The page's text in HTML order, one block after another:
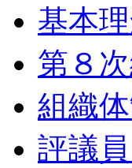
基本
第８
組織体
評議